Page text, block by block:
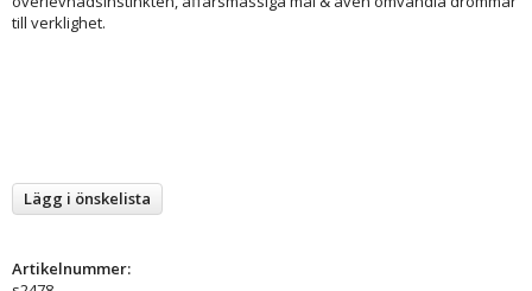
till verklighet.
Lägg i önskelista
Artikelnummer: